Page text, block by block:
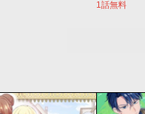
1話無料